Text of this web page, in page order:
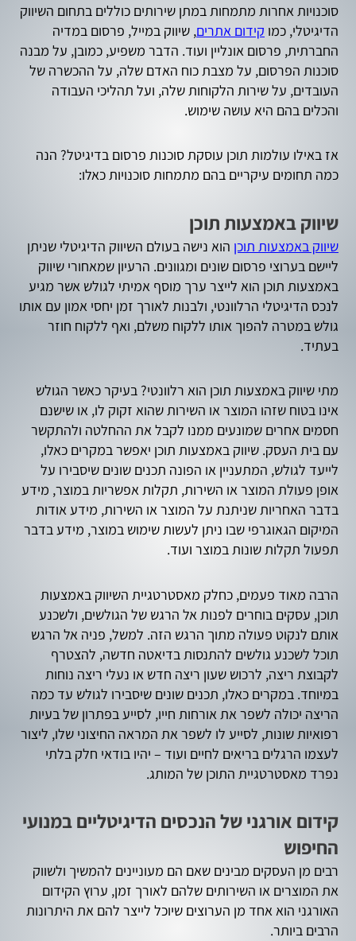
סוכנויות אחרות מתמחות במתן שירותים כוללים בתחום השיווק
הדיגיטלי, כמו קידום אתרים, שיווק במייל, פרסום במדיה
החברתית, פרסום אונליין ועוד. הדבר משפיע, כמובן, על מבנה
סוכנות הפרסום, על מצבת כוח האדם שלה, על ההכשרה של
העובדים, על שירות הלקוחות שלה, ועל תהליכי העבודה
והכלים בהם היא עושה שימוש.
אז באילו עולמות תוכן עוסקת סוכנות פרסום בדיגיטל? הנה
כמה תחומים עיקריים בהם מתמחות סוכנויות כאלו:
שיווק באמצעות תוכן
שיווק באמצעות תוכן הוא נישה בעולם השיווק הדיגיטלי שניתן
ליישם בערוצי פרסום שונים ומגוונים. הרעיון שמאחורי שיווק
באמצעות תוכן הוא לייצר ערך מוסף אמיתי לגולש אשר מגיע
לנכס הדיגיטלי הרלוונטי, ולבנות לאורך זמן יחסי אמון עם אותו
גולש במטרה להפוך אותו ללקוח משלם, ואף ללקוח חוזר
בעתיד.
מתי שיווק באמצעות תוכן הוא רלוונטי? בעיקר כאשר הגולש
אינו בטוח שזהו המוצר או השירות שהוא זקוק לו, או שישנם
חסמים אחרים שמונעים ממנו לקבל את ההחלטה ולהתקשר
עם בית העסק. שיווק באמצעות תוכן יאפשר במקרים כאלו,
לייעד לגולש, המתעניין או הפונה תכנים שונים שיסבירו על
אופן פעולת המוצר או השירות, תקלות אפשריות במוצר, מידע
בדבר האחריות שניתנת על המוצר או השירות, מידע אודות
המיקום הגאוגרפי שבו ניתן לעשות שימוש במוצר, מידע בדבר
תפעול תקלות שונות במוצר ועוד.
הרבה מאוד פעמים, כחלק מאסטרטגיית השיווק באמצעות
תוכן, עסקים בוחרים לפנות אל הרגש של הגולשים, ולשכנע
אותם לנקוט פעולה מתוך הרגש הזה. למשל, פניה אל הרגש
תוכל לשכנע גולשים להתנסות בדיאטה חדשה, להצטרף
לקבוצת ריצה, לרכוש שעון ריצה חדש או נעלי ריצה נוחות
במיוחד. במקרים כאלו, תכנים שונים שיסבירו לגולש עד כמה
הריצה יכולה לשפר את אורחות חייו, לסייע בפתרון של בעיות
רפואיות שונות, לסייע לו לשפר את המראה החיצוני שלו, ליצור
לעצמו הרגלים בריאים לחיים ועוד – יהיו בודאי חלק בלתי
נפרד מאסטרטגיית התוכן של המותג.
קידום אורגני של הנכסים הדיגיטליים במנועי
החיפוש
רבים מן העסקים מבינים שאם הם מעוניינים להמשיך ולשווק
את המוצרים או השירותים שלהם לאורך זמן, ערוץ הקידום
האורגני הוא אחד מן הערוצים שיוכל לייצר להם את היתרונות
הרבים ביותר.